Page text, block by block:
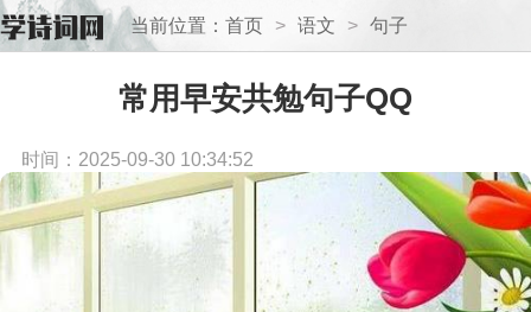
当前位置： 首页 > 语文 > 句子
常用早安共勉句子QQ
时间：2025-09-30 10:34:52